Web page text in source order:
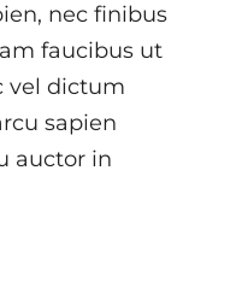
nec finibus
faucibus ut
vel dictum
sapien
auctor in